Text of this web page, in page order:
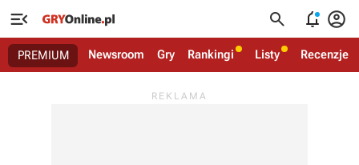
   
PREMIUM Newsroom Gry Rankingi Listy Recenzje